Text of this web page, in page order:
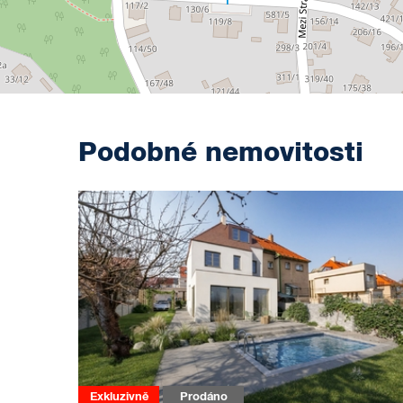
Podobné nemovitosti
Exkluzivně Prodáno